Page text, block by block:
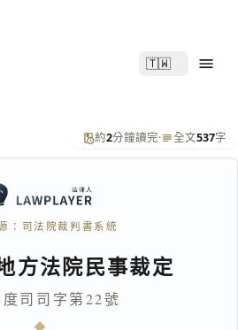
🇹🇼
約2分鐘讀完· 全文537字
：司法院裁判書系統
方法院民事裁定
度司司字第22號